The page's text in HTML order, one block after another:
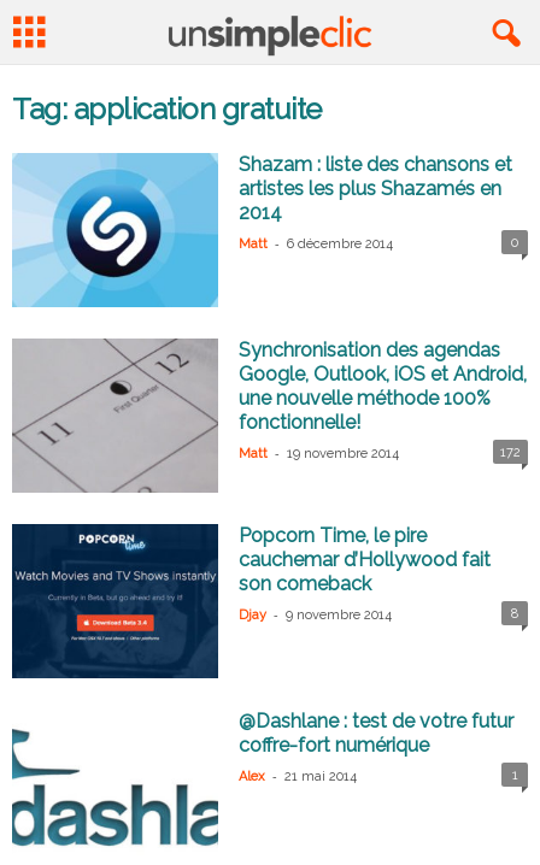
Tag: application gratuite
Shazam : liste des chansons et
artistes les plus Shazamés en
2014
Matt - 6 décembre 2014 0
Synchronisation des agendas
Google, Outlook, iOS et Android,
une nouvelle méthode 100%
fonctionnelle!
Matt - 19 novembre 2014 172
Popcorn Time, le pire
cauchemar d’Hollywood fait
son comeback
Djay - 9 novembre 2014 8
@Dashlane : test de votre futur
coffre-fort numérique
Alex - 21 mai 2014 1